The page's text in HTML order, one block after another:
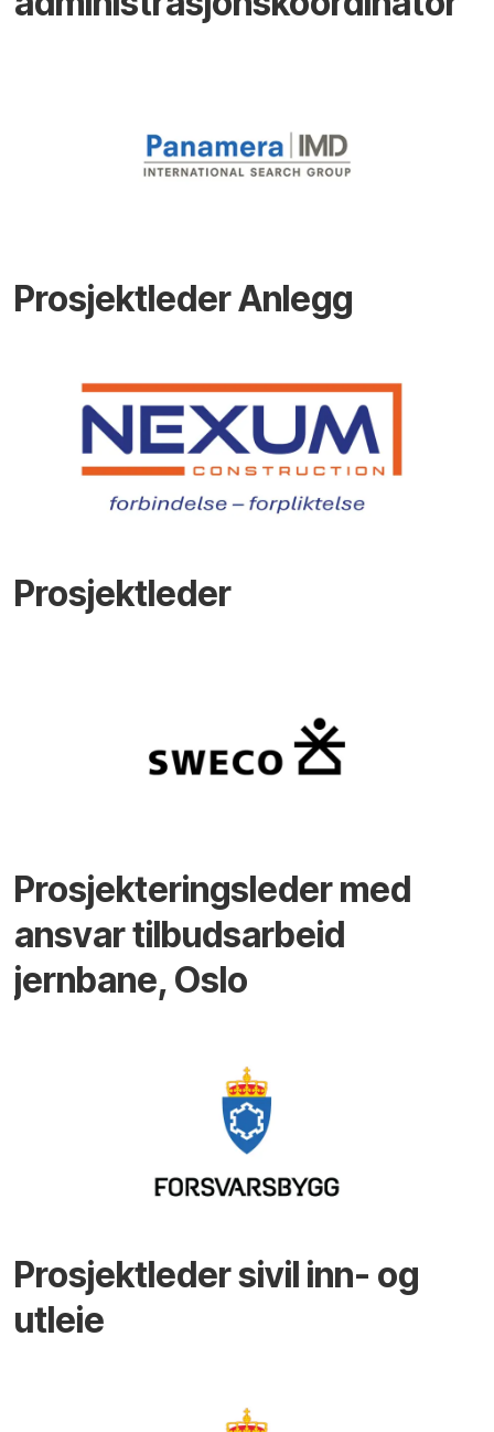
Prosjektleder Anlegg
Prosjektleder
Prosjekteringsleder med
ansvar tilbudsarbeid
jernbane, Oslo
Prosjektleder sivil inn- og
utleie